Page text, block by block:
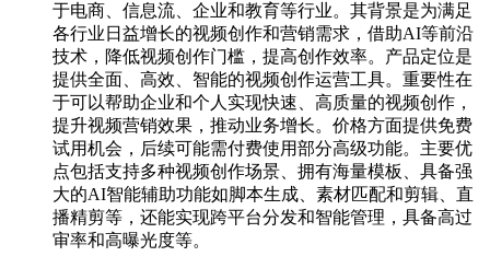
于电商、信息流、企业和教育等行业。其背景是为满足
各行业日益增长的视频创作和营销需求，借助AI等前沿
技术，降低视频创作门槛，提高创作效率。产品定位是
提供全面、高效、智能的视频创作运营工具。重要性在
于可以帮助企业和个人实现快速、高质量的视频创作，
提升视频营销效果，推动业务增长。价格方面提供免费
试用机会，后续可能需付费使用部分高级功能。主要优
点包括支持多种视频创作场景、拥有海量模板、具备强
大的AI智能辅助功能如脚本生成、素材匹配和剪辑、直
播精剪等，还能实现跨平台分发和智能管理，具备高过
审率和高曝光度等。